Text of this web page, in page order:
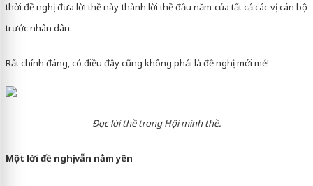
thời đề nghị đưa lời thề này thành lời thề đầu năm của tất cả các vị cán bộ
trước nhân dân.
Rất chính đáng, có điều đây cũng không phải là đề nghị mới mẻ!
Đọc lời thề trong Hội minh thề.
Một lời đề nghị vẫn nằm yên